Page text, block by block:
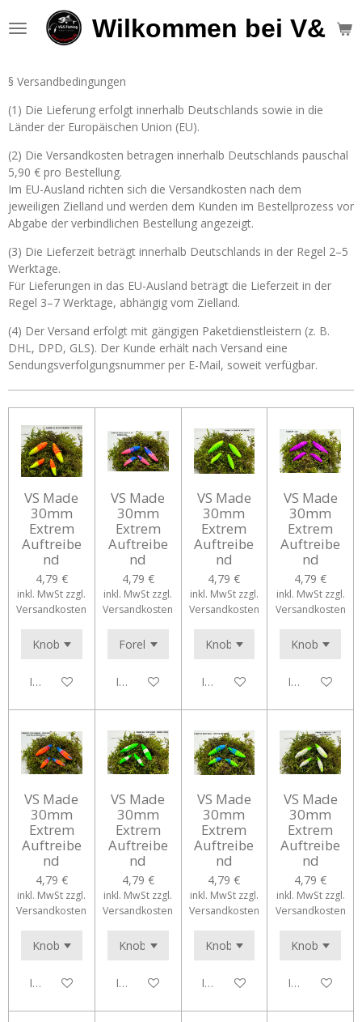
Hauptinhalt
Wilkommen bei V&S
§ Versandbedingungen
(1) Die Lieferung erfolgt innerhalb Deutschlands sowie in die
Länder der Europäischen Union (EU).
(2) Die Versandkosten betragen innerhalb Deutschlands pauschal
5,90 € pro Bestellung.
Im EU-Ausland richten sich die Versandkosten nach dem
jeweiligen Zielland und werden dem Kunden im Bestellprozess vor
Abgabe der verbindlichen Bestellung angezeigt.
(3) Die Lieferzeit beträgt innerhalb Deutschlands in der Regel 2–5
Werktage.
Für Lieferungen in das EU-Ausland beträgt die Lieferzeit in der
Regel 3–7 Werktage, abhängig vom Zielland.
(4) Der Versand erfolgt mit gängigen Paketdienstleistern (z. B.
DHL, DPD, GLS). Der Kunde erhält nach Versand eine
Sendungsverfolgungsnummer per E-Mail, soweit verfügbar.
VS Made
30mm
Extrem
Auftreibe
nd
4,79 €
inkl. MwSt zzgl.
Versandkosten
In den Warenkorb
VS Made
30mm
Extrem
Auftreibe
nd
4,79 €
inkl. MwSt zzgl.
Versandkosten
In den Warenkorb
VS Made
30mm
Extrem
Auftreibe
nd
4,79 €
inkl. MwSt zzgl.
Versandkosten
In den Warenkorb
VS Made
30mm
Extrem
Auftreibe
nd
4,79 €
inkl. MwSt zzgl.
Versandkosten
In den
VS Made
30mm
Extrem
Auftreibe
nd
4,79 €
inkl. MwSt zzgl.
Versandkosten
In den Warenkorb
VS Made
30mm
Extrem
Auftreibe
nd
4,79 €
inkl. MwSt zzgl.
Versandkosten
In den Warenkorb
VS Made
30mm
Extrem
Auftreibe
nd
4,79 €
inkl. MwSt zzgl.
Versandkosten
In den Warenkorb
VS Made
30mm
Extrem
Auftreibe
nd
4,79 €
inkl. MwSt zzgl.
Versandkosten
In den